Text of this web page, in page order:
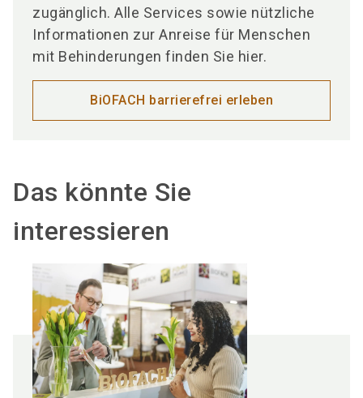
zugänglich. Alle Services sowie nützliche
Informationen zur Anreise für Menschen
mit Behinderungen finden Sie hier.
BiOFACH barrierefrei erleben
Das könnte Sie
interessieren